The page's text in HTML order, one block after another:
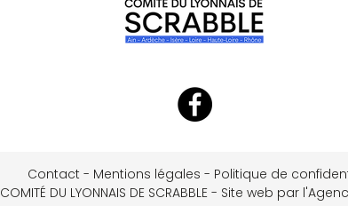
Contact - Mentions légales - Politique de
COMITÉ DU LYONNAIS DE SCRABBLE - Site web par